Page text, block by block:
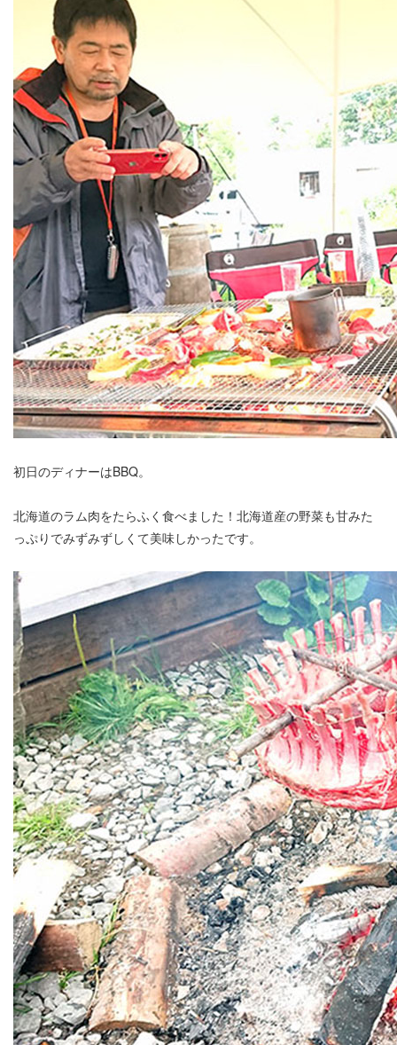
初日のディナーはBBQ。
北海道のラム肉をたらふく食べました！北海道産の野菜も甘みた
っぷりでみずみずしくて美味しかったです。